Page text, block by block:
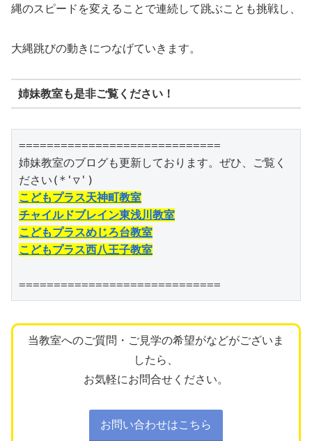
縄のスピードを変えることで連続して跳ぶことも挑戦し、
大縄跳びの動きにつなげていきます。
姉妹教室も是非ご覧ください！
=============================
姉妹教室のブログも更新しております。ぜひ、ご覧く
こどもプラス天神町教室
チャイルドブレイン東浅川教室
こどもプラスめじろ台教室
こどもプラス西八王子教室
=============================
当教室へのご質問・ご見学の希望がなどがございま
したら、
お気軽にお問合せください。
お問い合わせはこちら